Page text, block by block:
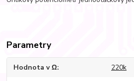
Parametry
Hodnota v Ω 220k